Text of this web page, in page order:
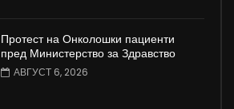
Протест на Онколошки пациенти
пред Министерство за Здравство
АВГУСТ 6, 2026